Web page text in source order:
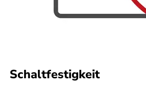
Schaltfestigkeit